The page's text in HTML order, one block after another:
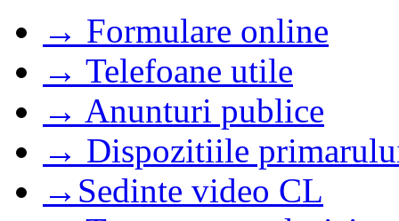
→ Formulare online
→ Telefoane utile
→ Anunturi publice
→ Dispozitiile
→Sedinte video CL